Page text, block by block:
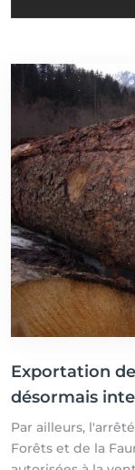
Exportation
désormais
Par ailleurs,
Forêts et de la